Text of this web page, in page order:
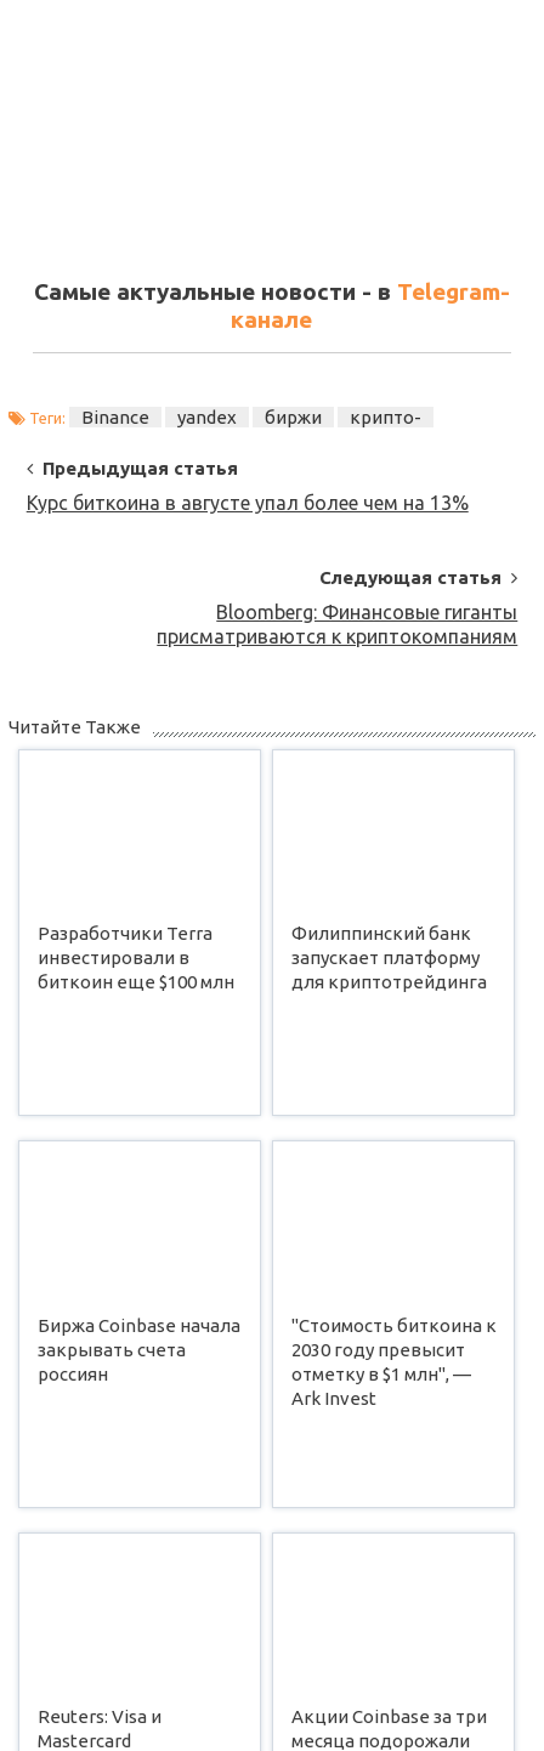
Самые актуальные новости - в Telegram-
канале
Теги: Binance yandex биржи крипто-
Post
Navigation
Предыдущая статья
Курс биткоина в августе упал более чем на 13%
Следующая статья
Bloomberg: Финансовые гиганты
присматриваются к криптокомпаниям
Читайте Также
Разработчики Terra
инвестировали в
биткоин еще $100 млн
Филиппинский банк
запускает платформу
для криптотрейдинга
Биржа Coinbase начала
закрывать счета
россиян
"Стоимость биткоина к
2030 году превысит
отметку в $1 млн", —
Ark Invest
Reuters: Visa и
Mastercard
Акции Coinbase за три
месяца подорожали